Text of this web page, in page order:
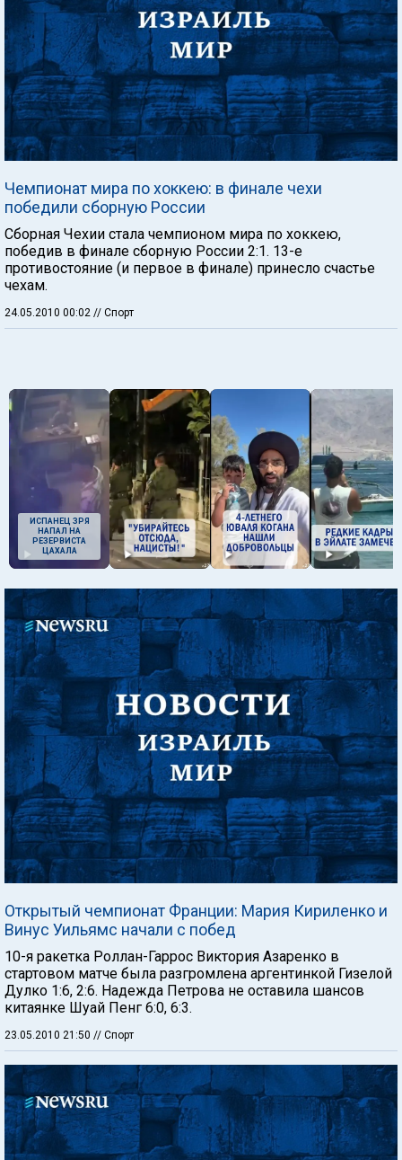
Чемпионат мира по хоккею: в финале чехи
победили сборную России
Сборная Чехии стала чемпионом мира по хоккею,
победив в финале сборную России 2:1. 13-е
противостояние (и первое в финале) принесло счастье
чехам.
24.05.2010 00:02 // Спорт
ИСПАНЕЦ ЗРЯ
НАПАЛ НА
РЕЗЕРВИСТА
ЦАХАЛА
Открытый чемпионат Франции: Мария Кириленко и
Винус Уильямс начали с побед
10-я ракетка Роллан-Гаррос Виктория Азаренко в
стартовом матче была разгромлена аргентинкой Гизелой
Дулко 1:6, 2:6. Надежда Петрова не оставила шансов
китаянке Шуай Пенг 6:0, 6:3.
23.05.2010 21:50 // Спорт